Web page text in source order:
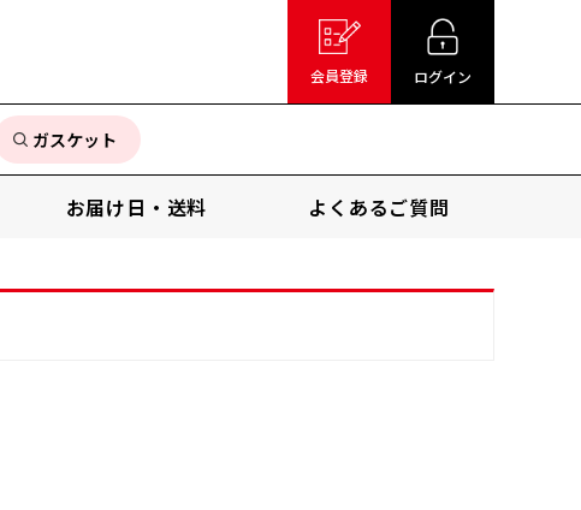
会員登録 ログイン
ガスケット
お届け日・送料 よくあるご質問